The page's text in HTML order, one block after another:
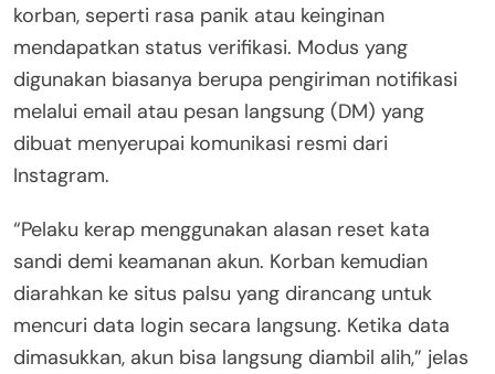
korban, seperti rasa panik atau keinginan
mendapatkan status verifikasi. Modus yang
digunakan biasanya berupa pengiriman notifikasi
melalui email atau pesan langsung (DM) yang
dibuat menyerupai komunikasi resmi dari
Instagram.
“Pelaku kerap menggunakan alasan reset kata
sandi demi keamanan akun. Korban kemudian
diarahkan ke situs palsu yang dirancang untuk
mencuri data login secara langsung. Ketika data
dimasukkan, akun bisa langsung diambil alih,” jelas